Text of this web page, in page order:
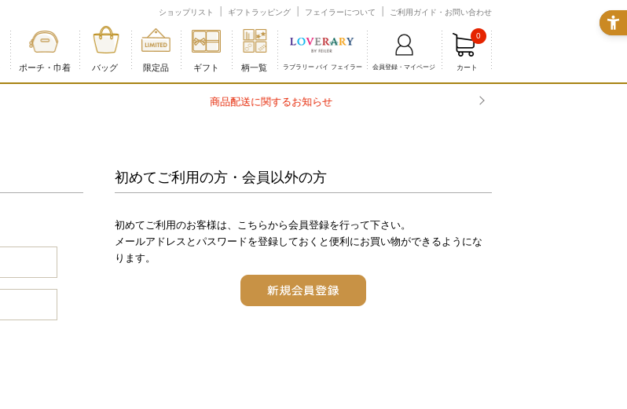
ショップリスト ギフトラッピング フェイラーについて ご利用ガイド・お問い合わせ
ポーチ・巾着 バッグ 限定品 ギフト 柄一覧 ラブラリー バイ フェイラー 会員登録・マイページ カート
0
初めてご利用の方・会員以外の方
初めてご利用のお客様は、こちらから会員登録を行って下さい。
メールアドレスとパスワードを登録しておくと便利にお買い物ができるようにな
ります。